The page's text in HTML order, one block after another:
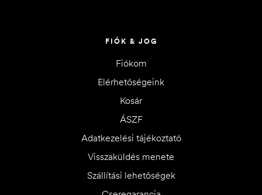
FIÓK & JOG
Fiókom
Elérhetőségeink
Kosár
ÁSZF
Adatkezelési tájékoztató
Visszaküldés menete
Szállítási lehetőségek